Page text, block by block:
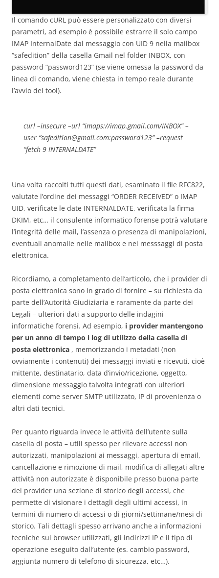
Il comando cURL può essere personalizzato con diversi
parametri, ad esempio è possibile estrarre il solo campo
IMAP InternalDate dal messaggio con UID 9 nella mailbox
“safedition” della casella Gmail nel folder INBOX, con
password “password123” (se viene omessa la password da
linea di comando, viene chiesta in tempo reale durante
l’avvio del tool).
curl –insecure –url “imaps://imap.gmail.com/INBOX” –
user “safedition@gmail.com:password123” –request
“fetch 9 INTERNALDATE”
Una volta raccolti tutti questi dati, esaminato il file RFC822,
valutate l’ordine dei messaggi “ORDER RECEIVED” o IMAP
UID, verificate le date INTERNALDATE, verificata la firma
DKIM, etc… il consulente informatico forense potrà valutare
l’integrità delle mail, l’assenza o presenza di manipolazioni,
eventuali anomalie nelle mailbox e nei messsaggi di posta
elettronica.
Ricordiamo, a completamento dell’articolo, che i provider di
posta elettronica sono in grado di fornire – su richiesta da
parte dell’Autorità Giudiziaria e raramente da parte dei
Legali – ulteriori dati a supporto delle indagini
informatiche forensi. Ad esempio, i provider mantengono
per un anno di tempo i log di utilizzo della casella di
posta elettronica , memorizzando i metadati (non
ovviamente i contenuti) dei messaggi inviati e ricevuti, cioè
mittente, destinatario, data d’invio/ricezione, oggetto,
dimensione messaggio talvolta integrati con ulteriori
elementi come server SMTP utilizzato, IP di provenienza o
altri dati tecnici.
Per quanto riguarda invece le attività dell’utente sulla
casella di posta – utili spesso per rilevare accessi non
autorizzati, manipolazioni ai messaggi, apertura di email,
cancellazione e rimozione di mail, modifica di allegati altre
attività non autorizzate è disponibile presso buona parte
dei provider una sezione di storico degli accessi, che
permette di visionare i dettagli degli ultimi accessi, in
termini di numero di accessi o di giorni/settimane/mesi di
storico. Tali dettagli spesso arrivano anche a informazioni
tecniche sui browser utilizzati, gli indirizzi IP e il tipo di
operazione eseguito dall’utente (es. cambio password,
aggiunta numero di telefono di sicurezza, etc…).